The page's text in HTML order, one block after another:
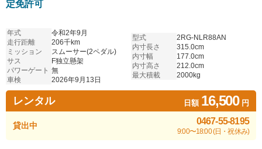
定免許可
年式
令和2年9月
走行距離
206千km
ミッション
スムーサー(2ペダル)
サス
F独立懸架
パワーゲート 無
車検
2026年9月13日
型式
2RG-NLR88AN
内寸長さ
315.0cm
内寸幅
177.0cm
内寸高さ
212.0cm
最大積載
2000kg
レンタル 日額 16,500円
貸出中 0467-55-8195
9:00〜18:00 (日・祝休み)